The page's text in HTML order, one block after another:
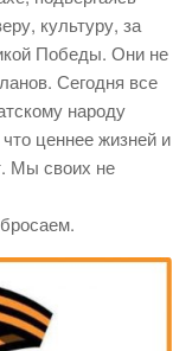
культуру, за
Победы. Они не
Сегодня все
народу
ценнее жизней и
Мы своих не